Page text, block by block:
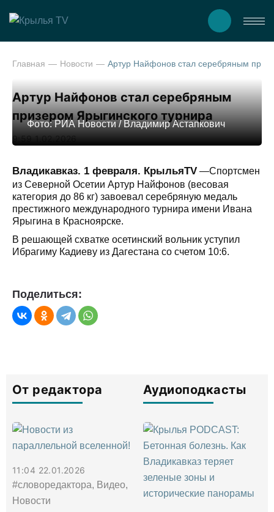
Главная Новости
Артур Найфонов стал серебряным
призером Ярыгинского турнира
9:59 1.02.2026
Фото: РИА Новости / Владимир Астапкович
Владикавказ. 1 февраля. КрыльяTV —Спортсмен
из Северной Осетии Артур Найфонов (весовая
категория до 86 кг) завоевал серебряную медаль
престижного международного турнира имени Ивана
Ярыгина в Красноярске.
В решающей схватке осетинский вольник уступил
Ибрагиму Кадиеву из Дагестана со счетом 10:6.
Поделиться:
От редактора
11:04 22.01.2026
#словоредактора, Видео,
Новости
Аудиоподкасты